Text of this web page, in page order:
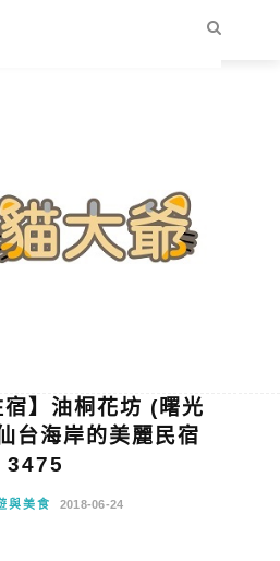
宿】油桐花坊 (曙光
台海岸的美麗民宿
3475
與美食 2018-06-24